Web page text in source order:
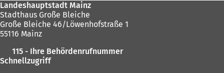
Landeshauptstadt Mainz
Stadthaus Große Bleiche
Große Bleiche 46/Löwenhofstraße 1
55116 Mainz
115 - Ihre Behördenrufnummer
Schnellzugriff